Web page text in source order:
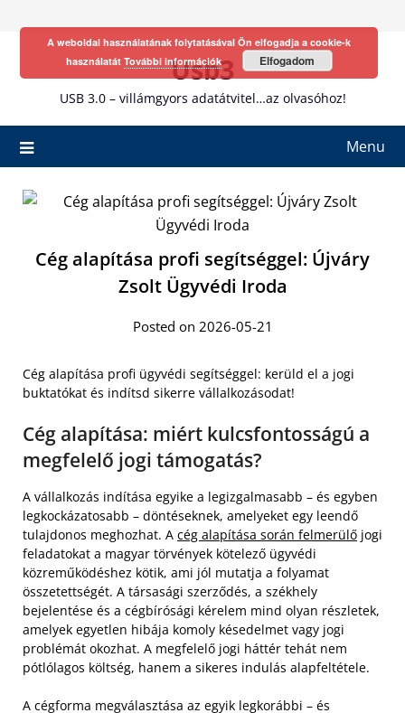
Usb3
USB 3.0 – villámgyors adatátvitel…az olvasóhoz!
Menu
Cég alapítása profi segítséggel: Újváry
Zsolt Ügyvédi Iroda
Posted on 2026-05-21
Cég alapítása profi ügyvédi segítséggel: kerüld el a jogi
buktatókat és indítsd sikerre vállalkozásodat!
Cég alapítása: miért kulcsfontosságú a
megfelelő jogi támogatás?
A vállalkozás indítása egyike a legizgalmasabb – és egyben
legkockázatosabb – döntéseknek, amelyeket egy leendő
tulajdonos meghozhat. A cég alapítása során felmerülő jogi
feladatokat a magyar törvények kötelező ügyvédi
közreműködéshez kötik, ami jól mutatja a folyamat
összetettségét. A társasági szerződés, a székhely
bejelentése és a cégbírósági kérelem mind olyan részletek,
amelyek egyetlen hibája komoly késedelmet vagy jogi
problémát okozhat. A megfelelő jogi háttér tehát nem
pótlólagos költség, hanem a sikeres indulás alapfeltétele.
A cégforma megválasztása az egyik legkorábbi – és
A weboldal használatának folytatásával Ön elfogadja a cookie-k
használatát További információk Elfogadom